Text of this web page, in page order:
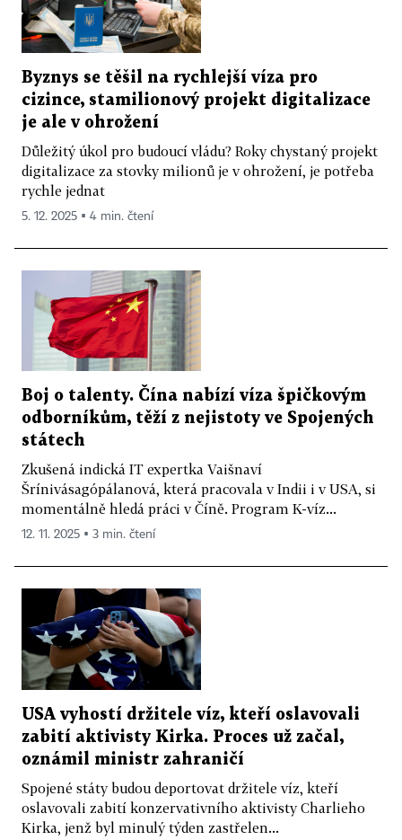
Byznys se těšil na rychlejší víza pro
cizince, stamilionový projekt digitalizace
je ale v ohrožení
Důležitý úkol pro budoucí vládu? Roky chystaný projekt
digitalizace za stovky milionů je v ohrožení, je potřeba
rychle jednat
5. 12. 2025 ▪ 4 min. čtení
Boj o talenty. Čína nabízí víza špičkovým
odborníkům, těží z nejistoty ve Spojených
státech
Zkušená indická IT expertka Vaišnaví
Šrínivásagópálanová, která pracovala v Indii i v USA, si
momentálně hledá práci v Číně. Program K-víz...
12. 11. 2025 ▪ 3 min. čtení
USA vyhostí držitele víz, kteří oslavovali
zabití aktivisty Kirka. Proces už začal,
oznámil ministr zahraničí
Spojené státy budou deportovat držitele víz, kteří
oslavovali zabití konzervativního aktivisty Charlieho
Kirka, jenž byl minulý týden zastřelen...